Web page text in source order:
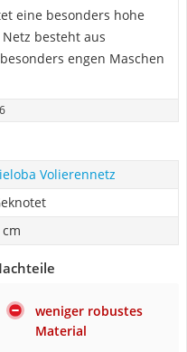
eine besonders hohe
besteht aus
engen Maschen
Volierennetz
weniger robustes
Material